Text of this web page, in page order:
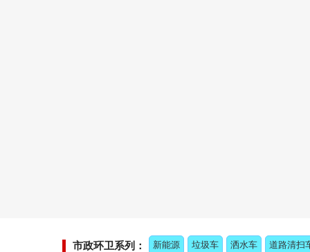
市政环卫系列： 新能源 垃圾车 洒水车 道路清扫